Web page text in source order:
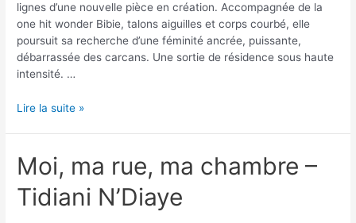
lignes d’une nouvelle pièce en création. Accompagnée de la
one hit wonder Bibie, talons aiguilles et corps courbé, elle
poursuit sa recherche d’une féminité ancrée, puissante,
débarrassée des carcans. Une sortie de résidence sous haute
intensité. …
Premier
Leïla
Ka
Lire la suite »
Moi, ma rue, ma chambre –
Tidiani N’Diaye